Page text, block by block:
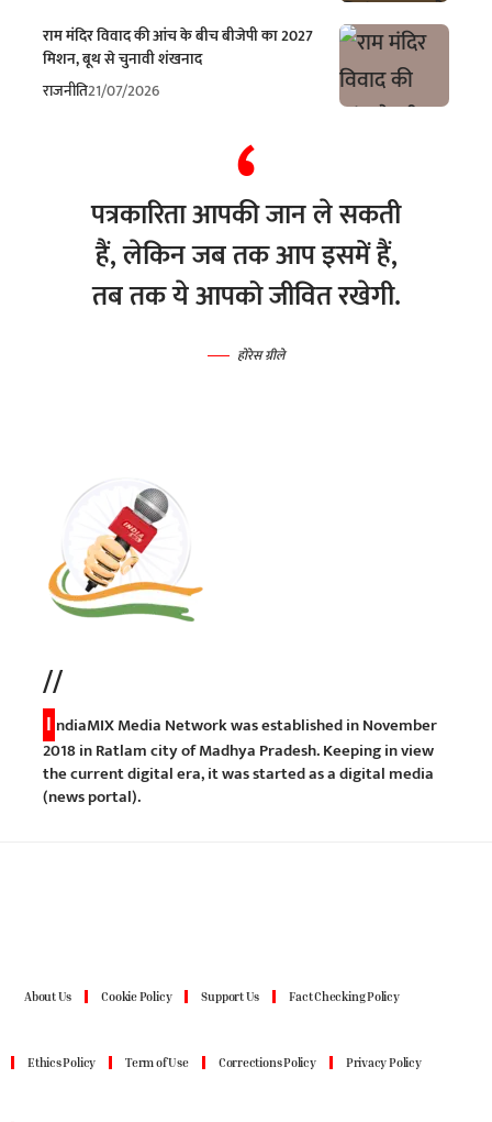
राम मंदिर विवाद की आंच के बीच बीजेपी का 2027
मिशन, बूथ से चुनावी शंखनाद
राजनीति21/07/2026
पत्रकारिता आपकी जान ले सकती
हैं, लेकिन जब तक आप इसमें हैं,
तब तक ये आपको जीवित रखेगी.
होरेस ग्रीले
//
I ndiaMIX Media Network was established in November
2018 in Ratlam city of Madhya Pradesh. Keeping in view
the current digital era, it was started as a digital media
(news portal).
About Us Cookie Policy Support Us Fact Checking Policy
Ethics Policy Term of Use Corrections Policy Privacy Policy